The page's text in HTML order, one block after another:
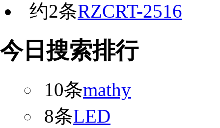
约2条RZCRT-2516
今日搜索排行
10条mathy
8条LED